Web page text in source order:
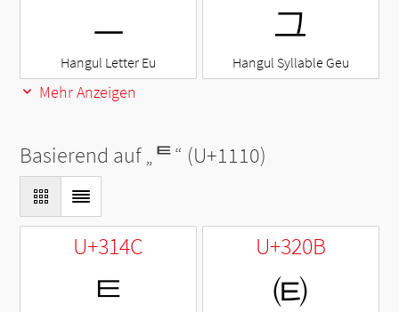
ㅡ
Hangul Letter Eu
그
Hangul Syllable Geu
Mehr Anzeigen
Basierend auf „ᄐ“ (U+1110)
U+314C
ㅌ
U+320B
㈋